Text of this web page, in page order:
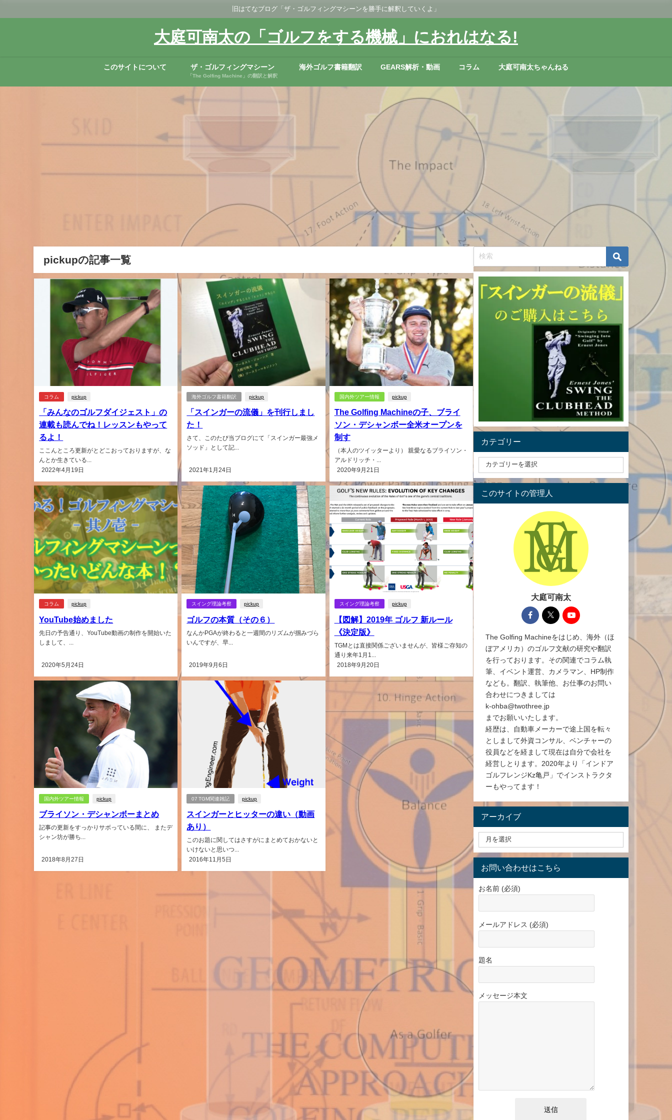
旧はてなブログ「ザ・ゴルフィングマシーンを勝手に解釈していくよ」
大庭可南太の「ゴルフをする機械」におれはなる!
このサイトについて ザ・ゴルフィングマシーン
「The Golfing Machine」の翻訳と解釈
海外ゴルフ書籍翻訳 GEARS解析・動画 コラム 大庭可南太ちゃんねる
pickupの記事一覧
コラム pickup
「みんなのゴルフダイジェスト」の
連載も読んでね！レッスンもやって
るよ！
ここんところ更新がとどこおっておりますが、な
んとか生きている...
2022年4月19日
海外ゴルフ書籍翻訳 pickup
「スインガーの流儀」を刊行しまし
た！
さて、このたび当ブログにて「スインガー最強メ
ソッド」として記...
2021年1月24日
国内外ツアー情報 pickup
The Golfing Machineの子、ブライ
ソン・デシャンボー全米オープンを
制す
（本人のツイッターより） 親愛なるブライソン・
アルドリッチ・...
2020年9月21日
コラム pickup
YouTube始めました
先日の予告通り、YouTube動画の制作を開始いた
しまして、...
2020年5月24日
スイング理論考察 pickup
ゴルフの本質（その６）
なんかPGAが終わると一週間のリズムが掴みづら
いんですが、早...
2019年9月6日
スイング理論考察 pickup
【図解】2019年 ゴルフ 新ルール
《決定版》
TGMとは直接関係ございませんが、皆様ご存知の
通り来年1月1...
2018年9月20日
国内外ツアー情報 pickup
ブライソン・デシャンボーまとめ
記事の更新をすっかりサボっている間に、 またデ
シャン坊が勝ち...
2018年8月27日
07 TGM関連雑記 pickup
スインガーとヒッターの違い（動画
あり）
このお題に関してはさすがにまとめておかないと
いけないと思いつ...
2016年11月5日
カテゴリー
このサイトの管理人
大庭可南太
The Golfing Machineをはじめ、海外（ほ
ぼアメリカ）のゴルフ文献の研究や翻訳
を行っております。その関連でコラム執
筆、イベント運営、カメラマン、HP制作
なども。翻訳、執筆他、お仕事のお問い
合わせにつきましては
k-ohba@twothree.jp
までお願いいたします。
経歴は、自動車メーカーで途上国を転々
としまして外資コンサル、ベンチャーの
役員などを経まして現在は自分で会社を
経営しとります。2020年より「インドア
ゴルフレンジKz亀戸」でインストラクタ
ーもやってます！
アーカイブ
お問い合わせはこちら
お名前 (必須)
メールアドレス (必須)
題名
メッセージ本文